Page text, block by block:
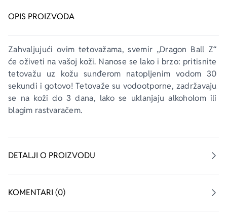
OPIS PROIZVODA
Zahvaljujući ovim tetovažama, svemir „Dragon Ball Z“
će oživeti na vašoj koži. Nanose se lako i brzo: pritisnite
tetovažu uz kožu sunđerom natopljenim vodom 30
sekundi i gotovo! Tetovaže su vodootporne, zadržavaju
se na koži do 3 dana, lako se uklanjaju alkoholom ili
blagim rastvaračem.
DETALJI O PROIZVODU
KOMENTARI (0)